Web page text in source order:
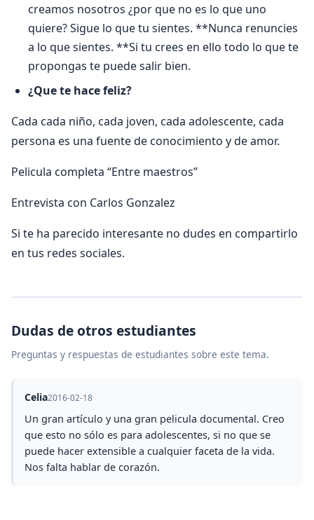
creamos nosotros ¿por que no es lo que uno
quiere? Sigue lo que tu sientes. **Nunca renuncies
a lo que sientes. **Si tu crees en ello todo lo que te
propongas te puede salir bien.
¿Que te hace feliz?
Cada cada niño, cada joven, cada adolescente, cada
persona es una fuente de conocimiento y de amor.
Pelicula completa “Entre maestros”
Entrevista con Carlos Gonzalez
Si te ha parecido interesante no dudes en compartirlo
en tus redes sociales.
Dudas de otros estudiantes
Preguntas y respuestas de estudiantes sobre este tema.
Celia2016-02-18
Un gran artículo y una gran pelicula documental. Creo
que esto no sólo es para adolescentes, si no que se
puede hacer extensible a cualquier faceta de la vida.
Nos falta hablar de corazón.